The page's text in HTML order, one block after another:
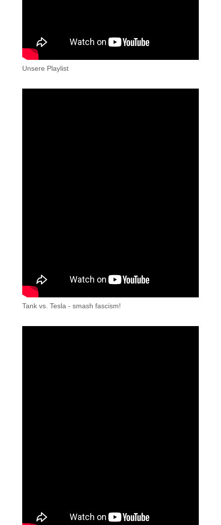
Unsere Playlist
Tank vs. Tesla - smash fascism!